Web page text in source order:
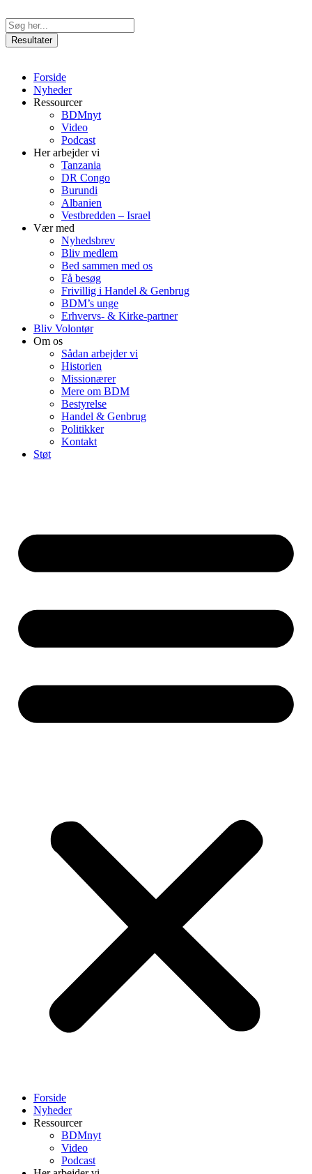
til
indhold
Search
...Resultater
Forside
Nyheder
Ressourcer
BDMnyt
Video
Podcast
Her arbejder vi
Tanzania
DR Congo
Burundi
Albanien
Vestbredden – Israel
Vær med
Nyhedsbrev
Bliv medlem
Bed sammen med os
Få besøg
Frivillig i Handel & Genbrug
BDM’s unge
Erhvervs- & Kirke-partner
Bliv Volontør
Om os
Sådan arbejder vi
Historien
Missionærer
Mere om BDM
Bestyrelse
Handel & Genbrug
Politikker
Kontakt
Støt
Forside
Nyheder
Ressourcer
BDMnyt
Video
Podcast